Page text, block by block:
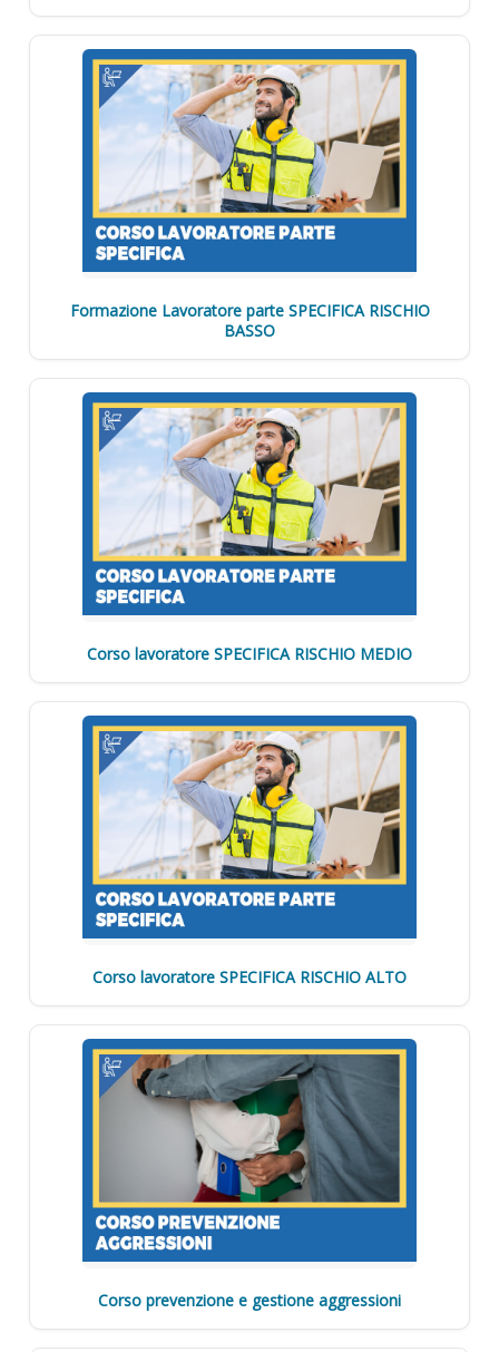
Formazione Lavoratore parte SPECIFICA RISCHIO
BASSO
Corso lavoratore SPECIFICA RISCHIO MEDIO
Corso lavoratore SPECIFICA RISCHIO ALTO
Corso prevenzione e gestione aggressioni